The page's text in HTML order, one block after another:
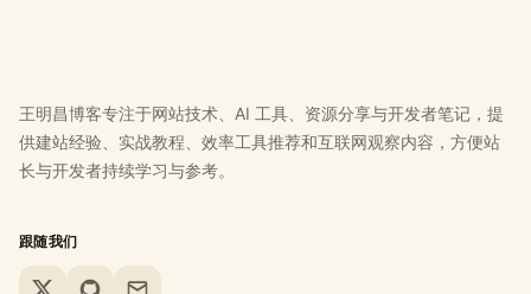
王明昌博客专注于网站技术、AI 工具、资源分享与开发者笔记，提
供建站经验、实战教程、效率工具推荐和互联网观察内容，方便站
长与开发者持续学习与参考。
跟随我们